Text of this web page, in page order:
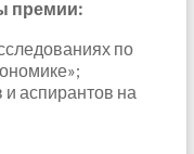
премии:
по
и аспирантов на